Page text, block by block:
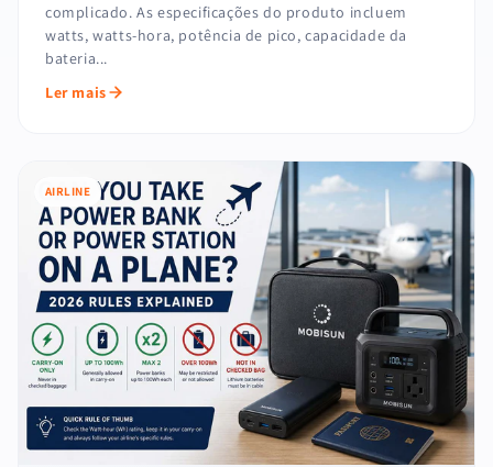
complicado. As especificações do produto incluem
watts, watts-hora, potência de pico, capacidade da
bateria...
Ler mais
AIRLINE